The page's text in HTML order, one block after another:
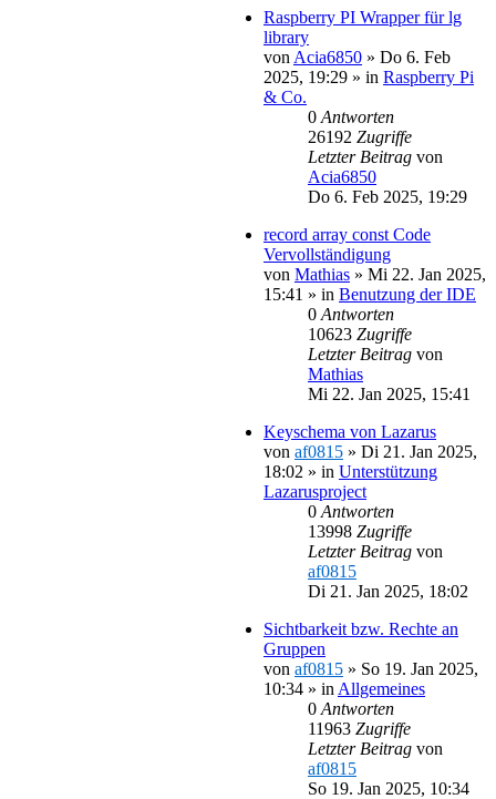
Raspberry PI Wrapper für lg
library
von Acia6850 » Do 6. Feb
2025, 19:29 » in Raspberry Pi
& Co.
0 Antworten
26192 Zugriffe
Letzter Beitrag von
Acia6850
Do 6. Feb 2025, 19:29
record array const Code
Vervollständigung
von Mathias » Mi 22. Jan 2025,
15:41 » in Benutzung der IDE
0 Antworten
10623 Zugriffe
Letzter Beitrag von
Mathias
Mi 22. Jan 2025, 15:41
Keyschema von Lazarus
von af0815 » Di 21. Jan 2025,
18:02 » in Unterstützung
Lazarusproject
0 Antworten
13998 Zugriffe
Letzter Beitrag von
af0815
Di 21. Jan 2025, 18:02
Sichtbarkeit bzw. Rechte an
Gruppen
von af0815 » So 19. Jan 2025,
10:34 » in Allgemeines
0 Antworten
11963 Zugriffe
Letzter Beitrag von
af0815
So 19. Jan 2025, 10:34